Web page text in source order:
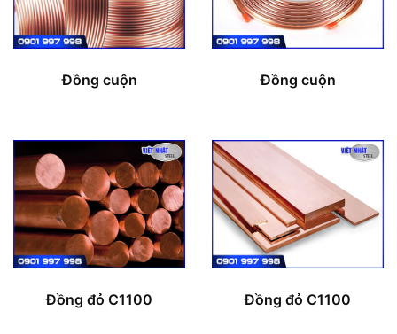
Đồng cuộn Đồng cuộn
Đồng đỏ C1100 Đồng đỏ C1100